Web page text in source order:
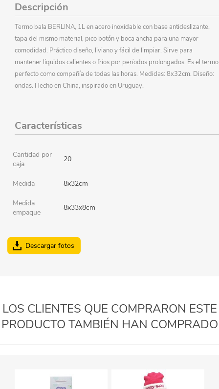
Descripción
Termo bala BERLINA, 1L en acero inoxidable con base antideslizante,
tapa del mismo material, pico botón y boca ancha para una mayor
comodidad. Práctico diseño, liviano y fácil de limpiar. Sirve para
mantener líquidos calientes o fríos por períodos prolongados. Es el termo
perfecto como compañía de todas las horas. Medidas: 8x32cm. Diseño:
ondas. Hecho en China, inspirado en Uruguay.
Características
Cantidad por
caja
20
Medida 8x32cm
Medida
empaque
8x33x8cm
Descargar fotos
LOS CLIENTES QUE COMPRARON ESTE
PRODUCTO TAMBIÉN HAN COMPRADO